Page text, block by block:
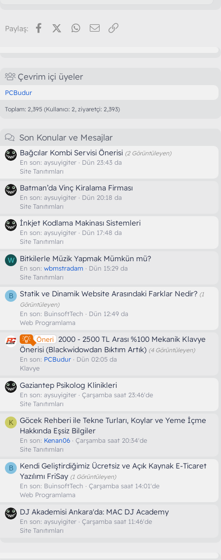
Paylaş: FacebookX (Twitter)WhatsApp
E-posta
Çevrim içi üyeler
PCBudur
Toplam: 2,395 (Kullanıcı: 2, ziyaretçi: 2,393)
Son Konular ve Mesajlar
Bağcılar Kombi Servisi Önerisi (2 Görüntüleyen)
En son: aysuyigiter
Dün 23:43 da
Site Tanıtımları
Batman’da Vinç Kiralama Firması
En son: aysuyigiter
Dün 20:18 da
Site Tanıtımları
İnkjet Kodlama Makinası Sistemleri
En son: aysuyigiter
Dün 17:48 da
Site Tanıtımları
W Bitkilerle Müzik Yapmak Mümkün mü?
En son: wbmstradam
Dün 15:29 da
Site Tanıtımları
B Statik ve Dinamik Website Arasındaki Farklar Nedir? (1
Görüntüleyen)
En son: BuinsoftTech
Dün 12:49 da
Web Programlama
Öneri
2000 - 2500 TL Arası %100 Mekanik Klavye
Önerisi (Blackwidowdan Bıktım Artık) (4 Görüntüleyen)
En son: PCBudur
Dün 02:05 da
Klavye
Gaziantep Psikolog Klinikleri
En son: aysuyigiter
Çarşamba saat 23:46'de
Site Tanıtımları
K
Göcek Rehberi ile Tekne Turları, Koylar ve Yeme İçme
Hakkında Eşsiz Bilgiler
En son: Kenan06
Çarşamba saat 20:34'de
Site Tanıtımları
B
Kendi Geliştirdiğimiz Ücretsiz ve Açık Kaynak E-Ticaret
Yazılımı FriSay (1 Görüntüleyen)
En son: BuinsoftTech
Çarşamba saat 14:01'de
Web Programlama
DJ Akademisi Ankara'da: MAC DJ Academy
En son: aysuyigiter
Çarşamba saat 11:46'de
Site Tanıtımları